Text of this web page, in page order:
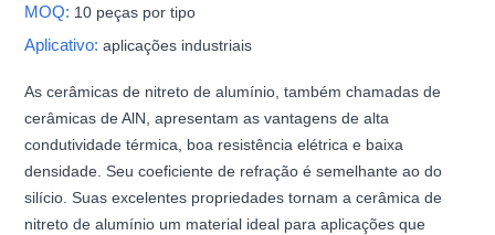
MOQ: 10 peças por tipo
Aplicativo:aplicações industriais
As cerâmicas de nitreto de alumínio, também chamadas de
cerâmicas de AlN, apresentam as vantagens de alta
condutividade térmica, boa resistência elétrica e baixa
densidade. Seu coeficiente de refração é semelhante ao do
silício. Suas excelentes propriedades tornam a cerâmica de
nitreto de alumínio um material ideal para aplicações que